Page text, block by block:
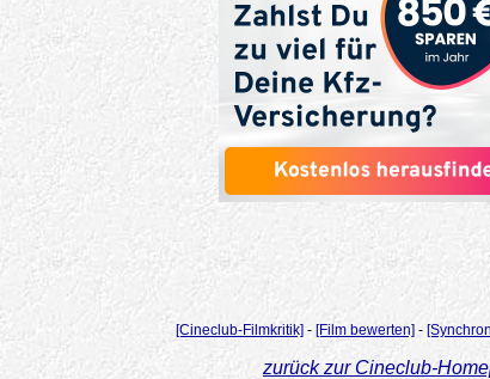
[Cineclub-Filmkritik] - [Film bewerten] -
zurück zur Cineclub-